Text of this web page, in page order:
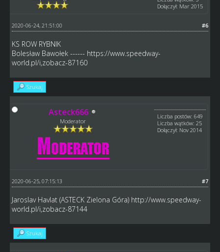
Dołączył: Mar 2015
#6
2020-06-24, 21:51:00
KS ROW RYBNIK
Bolesław Bawołek ------ https://www.speedway-
world.pl/i,zobacz-87160
Szukaj
Asteck666
Moderator
Liczba postów: 649
Liczba wątków: 25
Dołączył: Nov 2014
#7
2020-06-25, 07:15:13
Jaroslav Havlat (ASTECK Zielona Góra) http://www.speedway-
world.pl/i,zobacz-87144
Szukaj